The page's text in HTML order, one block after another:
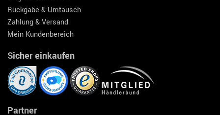
Rückgabe & Umtausch
Zahlung & Versand
Mein Kundenbereich
Sicher einkaufen
Partner